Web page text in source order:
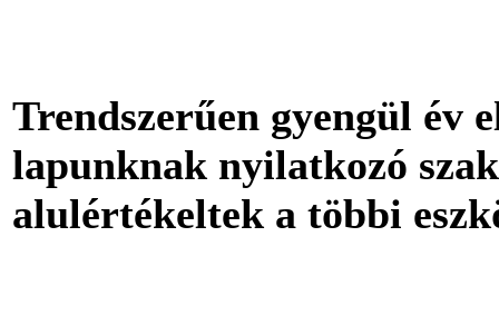
Trendszerűen gyengül év
lapunknak nyilatkozó
alulértékeltek a többi